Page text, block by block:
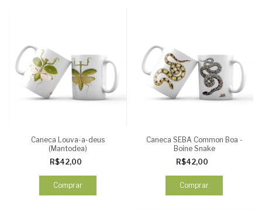
Caneca Louva-a-deus
(Mantodea)
R$42,00
Comprar
Caneca SEBA Common Boa -
Boine Snake
R$42,00
Comprar